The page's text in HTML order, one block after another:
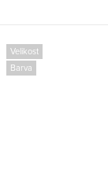
Velikost
Barva